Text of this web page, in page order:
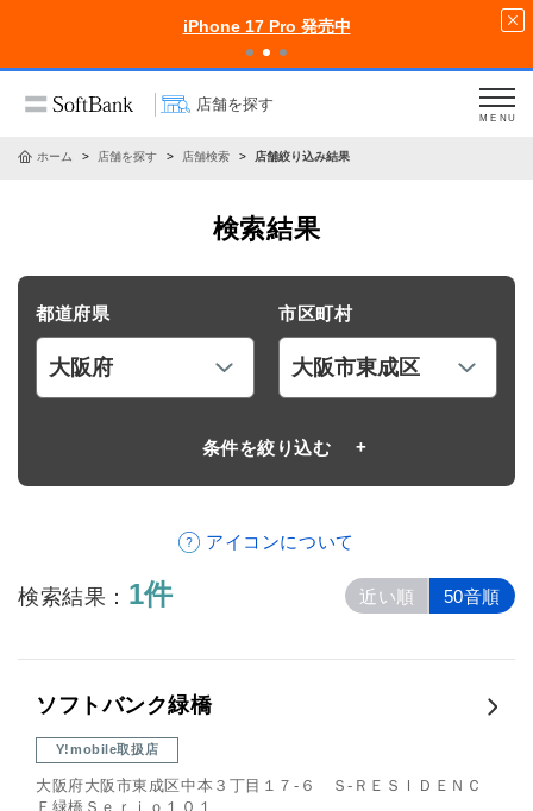
iPhone 17 Pro 発売中
店舗を探す
MENU
ホーム 店舗を探す 店舗検索 店舗絞り込み結果
検索結果
都道府県 市区町村
条件を絞り込む
アイコンについて
検索結果： 1件 近い順 50音順
ソフトバンク緑橋
Y!mobile取扱店
大阪府大阪市東成区中本３丁目１７‐６ Ｓ‐ＲＥＳＩＤＥＮＣ
Ｅ緑橋Ｓｅｒｉｏ１０１